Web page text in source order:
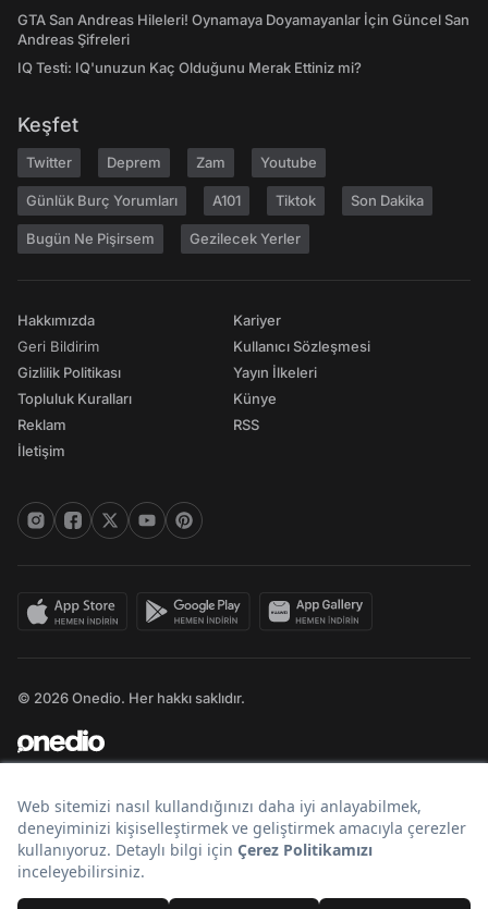
GTA San Andreas Hileleri! Oynamaya Doyamayanlar İçin Güncel San
Andreas Şifreleri
IQ Testi: IQ'unuzun Kaç Olduğunu Merak Ettiniz mi?
Keşfet
Twitter Deprem Zam Youtube
Günlük Burç Yorumları A101 Tiktok Son Dakika
Bugün Ne Pişirsem Gezilecek Yerler
Hakkımızda
Geri Bildirim
Gizlilik Politikası
Topluluk Kuralları
Reklam
İletişim
Kariyer
Kullanıcı Sözleşmesi
Yayın İlkeleri
Künye
RSS
© 2026 Onedio. Her hakkı saklıdır.
Bir markasıdır.